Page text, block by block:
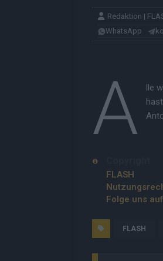
Redaktion |
WhatsApp
A
lle
FLASH
Folge uns
FLASH